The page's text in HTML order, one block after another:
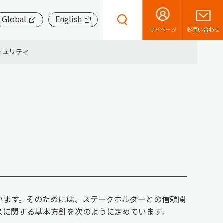
Global English
マイページ お問い合わせ
リティ
す。そのためには、ステークホルダーとの信頼関
関する基本方針を次のように定めています。